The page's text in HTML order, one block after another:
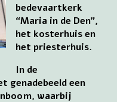
bedevaartkerk
“Maria in de Den”,
het kosterhuis en
het priesterhuis.
In de
genadebeeld een
waarbij